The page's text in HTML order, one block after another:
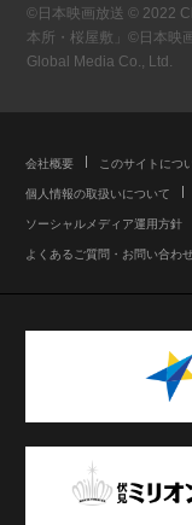
©日本映画放送 © 2022
本所・桜屋敷」©日本映
Global Media Co., Ltd.
会社概要 このサイトにつ
個人情報の取扱いについて
ソーシャルメディア運用方針
よくあるご質問・お問い合わ